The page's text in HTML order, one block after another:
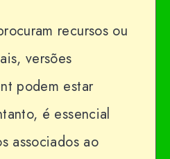
recursos ou
versões
podem estar
é essencial
associados ao